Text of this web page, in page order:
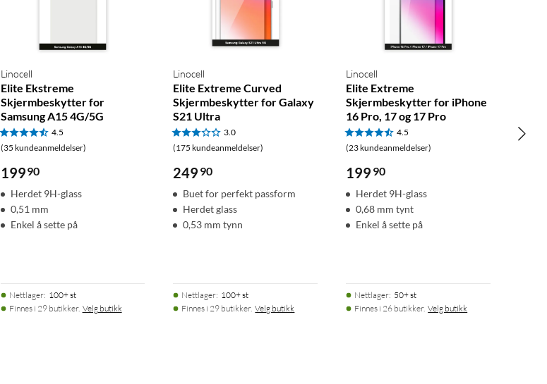
Linocell
Elite Ekstreme
Skjermbeskytter for
Samsung A15 4G/5G
4.5
(35 kundeanmeldelser)
19990
Herdet 9H-glass
0,51 mm
Enkel å sette på
Nettlager: 100+ st
Finnes i 29 butikker. Velg butikk
Linocell
Elite Extreme Curved
Skjermbeskytter for Galaxy
S21 Ultra
3.0
(175 kundeanmeldelser)
249 90
Buet for perfekt passform
Herdet glass
0,53 mm tynn
Nettlager: 100+ st
Finnes i 29 butikker. Velg butikk
Linocell
Elite Extreme
Skjermbeskytter for iPhone
16 Pro, 17 og 17 Pro
4.5
(23 kundeanmeldelser)
199 90
Herdet 9H-glass
0,68 mm tynt
Enkel å sette på
Nettlager: 50+ st
Finnes i 26 butikker. Velg butikk